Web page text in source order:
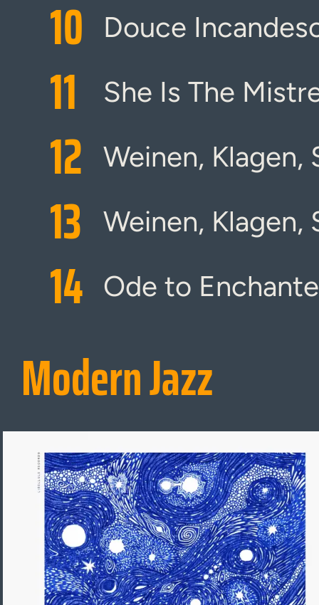
10 Douce
11 She Is The
12 Weinen,
13 Weinen, Klagen,
14 Ode to
Modern Jazz